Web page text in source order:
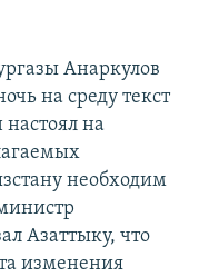
Анаркулов
на среду текст
на
необходим
Азаттыку, что
изменения